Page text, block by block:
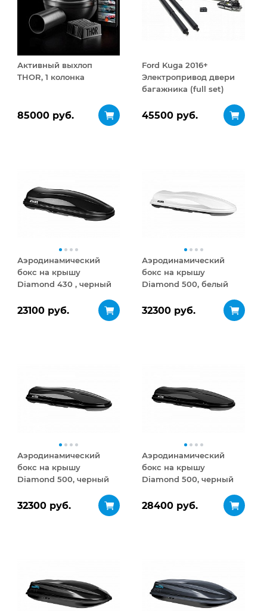
Активный выхлоп
THOR, 1 колонка
85000 руб.
Ford Kuga 2016+
Электропривод двери
багажника (full set)
45500 руб.
Аэродинамический
бокс на крышу
Diamond 430 , черный
23100 руб.
Аэродинамический
бокс на крышу
Diamond 500, белый
32300 руб.
Аэродинамический
бокс на крышу
Diamond 500, черный
32300 руб.
Аэродинамический
бокс на крышу
Diamond 500, черный
28400 руб.